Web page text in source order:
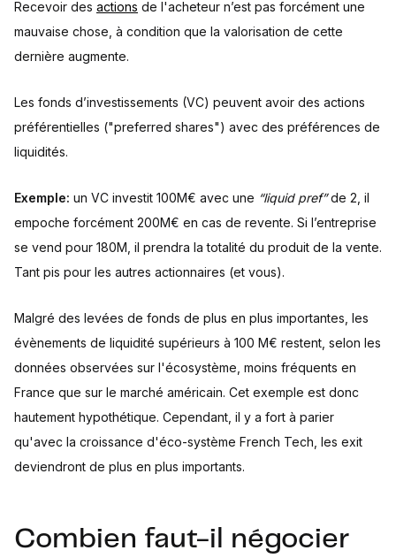
Recevoir des actions de l'acheteur n’est pas forcément une
mauvaise chose, à condition que la valorisation de cette
dernière augmente.
Les fonds d’investissements (VC) peuvent avoir des actions
préférentielles ("preferred shares") avec des préférences de
liquidités.
Exemple: un VC investit 100M€ avec une “liquid pref”de 2, il
empoche forcément 200M€ en cas de revente. Si l’entreprise
se vend pour 180M, il prendra la totalité du produit de la vente.
Tant pis pour les autres actionnaires (et vous).
Malgré des levées de fonds de plus en plus importantes, les
évènements de liquidité supérieurs à 100 M€ restent, selon les
données observées sur l'écosystème, moins fréquents en
France que sur le marché américain. Cet exemple est donc
hautement hypothétique. Cependant, il y a fort à parier
qu'avec la croissance d'éco-système French Tech, les exit
deviendront de plus en plus importants.
Combien faut-il négocier